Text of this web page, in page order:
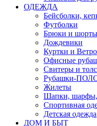
ОДЕЖДА
Бейсболки,
Футболки
Брюки и шорты
Дождевики
Куртки и
Офисные
Свитеры и
Рубашки-
Жилеты
Шапки, шарфы,
Спортивная
Детская одежда
ДОМ И БЫТ